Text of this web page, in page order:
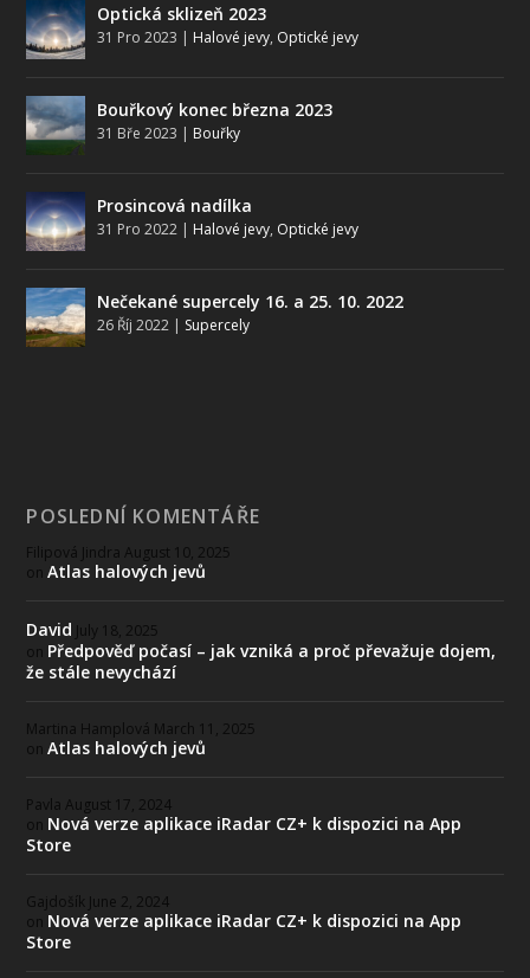
Optická sklizeň 2023
31 Pro 2023 | Halové jevy, Optické jevy
Bouřkový konec března 2023
31 Bře 2023 | Bouřky
Prosincová nadílka
31 Pro 2022 | Halové jevy, Optické jevy
Nečekané supercely 16. a 25. 10. 2022
26 Říj 2022 | Supercely
POSLEDNÍ KOMENTÁŘE
Filipová Jindra August 10, 2025
onAtlas halových jevů
David July 18, 2025
on Předpověď počasí – jak vzniká a proč převažuje dojem,
že stále nevychází
Martina Hamplová March 11, 2025
onAtlas halových jevů
Pavla August 17, 2024
on Nová verze aplikace iRadar CZ+ k dispozici na App
Store
Gajdošík June 2, 2024
on Nová verze aplikace iRadar CZ+ k dispozici na App
Store